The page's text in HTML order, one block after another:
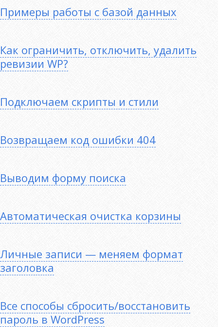
Примеры работы с базой данных
Как ограничить, отключить, удалить
ревизии WP?
Подключаем скрипты и стили
Возвращаем код ошибки 404
Выводим форму поиска
Автоматическая очистка корзины
Личные записи — меняем формат
заголовка
Все способы сбросить/восстановить
пароль в WordPress